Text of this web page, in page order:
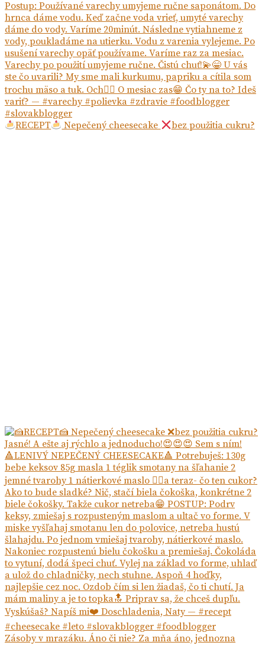
RECEPT Nepečený cheesecake bez použitia cukru?
Zásoby v mrazáku. Áno či nie? Za mňa áno, jednozna